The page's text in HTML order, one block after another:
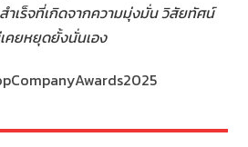
เร็จที่เกิดจากความมุ่งมั่น วิสัยทัศน์
คยหยุดยั้งนั่นเอง